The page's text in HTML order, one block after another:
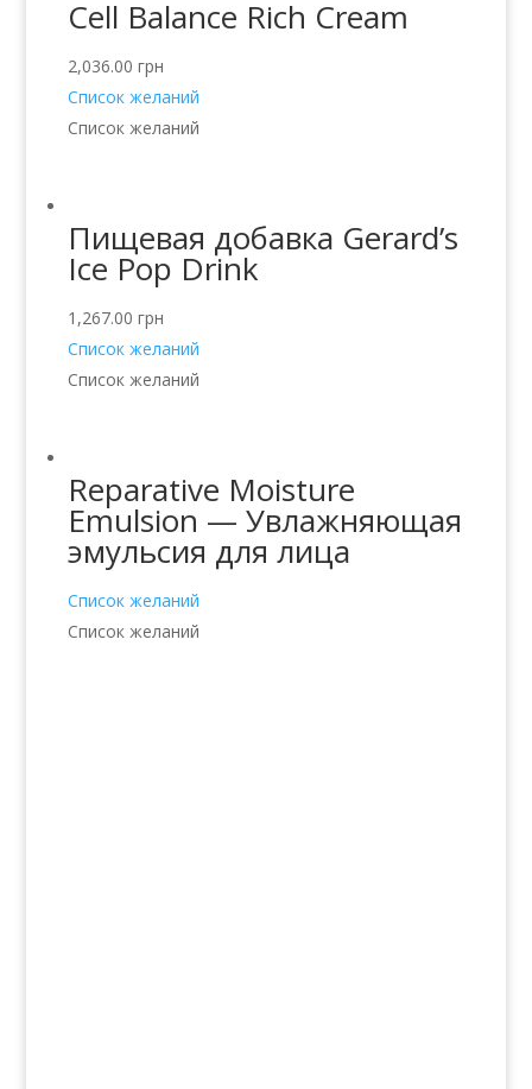
Cell Balance Rich Cream
2,036.00 грн
Список желаний
Список желаний
Пищевая добавка Gerard’s
Ice Pop Drink
1,267.00 грн
Список желаний
Список желаний
Reparative Moisture
Emulsion — Увлажняющая
эмульсия для лица
Список желаний
Список желаний